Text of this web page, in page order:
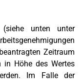
unten unter
Zeitraum
in Höhe des Wertes
Im Falle der